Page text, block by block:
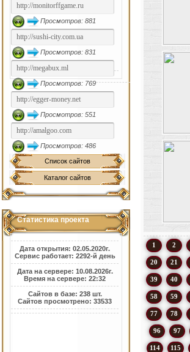
Просмотров: 881
Просмотров: 831
Просмотров: 769
Просмотров: 551
Просмотров: 486
Список сайтов
Каталог сайтов
Статистика проекта
Дата открытия: 02.05.2020г.
Сервис работает: 2292-й день
Дата на сервере: 10.08.2026г.
Время на сервере: 22:32
Сайтов в базе: 238 шт.
Сайтов просмотрено: 33533
1 2
20 21
39 40
58 59
77 78
96 97
114 115